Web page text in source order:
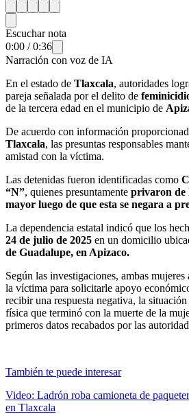
Escuchar nota
0:00 /0:36
Narración con voz de IA
En el estado de Tlaxcala, autoridades
pareja señalada por el delito de
de la tercera edad en el municipio de
De acuerdo con información
Tlaxcala, las presuntas responsables
amistad con la víctima.
Las detenidas fueron identificadas como
“N”, quienes presuntamente privaron de
mayor luego de que esta se negara a
La dependencia estatal indicó que los
24 de julio de 2025 en un domicilio
de Guadalupe, en Apizaco.
Según las investigaciones, ambas
la víctima para solicitarle apoyo
recibir una respuesta negativa, la
física que terminó con la muerte de la
primeros datos recabados por las
También te puede interesar
Video: Ladrón roba camioneta de
en Tlaxcala